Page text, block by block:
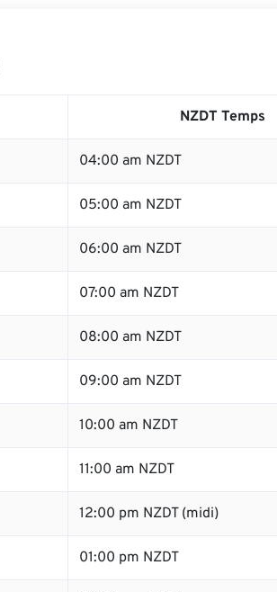
NZDT Temps
04:00 am NZDT
05:00 am NZDT
06:00 am NZDT
07:00 am NZDT
08:00 am NZDT
09:00 am NZDT
10:00 am NZDT
11:00 am NZDT
12:00 pm NZDT (midi)
01:00 pm NZDT